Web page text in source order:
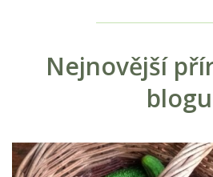
Nejnovější
blogu